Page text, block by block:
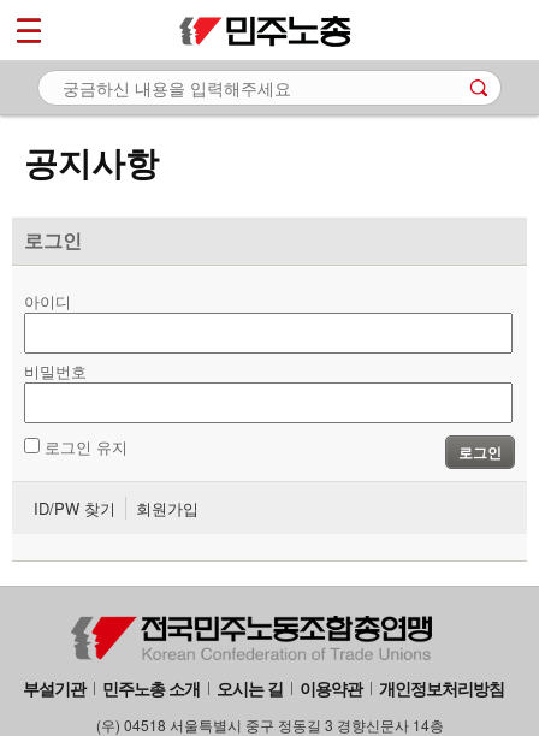
공지사항
로그인
아이디
비밀번호
로그인 유지 로그인
ID/PW 찾기 회원가입
부설기관 민주노총 소개 오시는 길 이용약관 개인정보처리방침
(우) 04518 서울특별시 중구 정동길 3 경향신문사 14층
마이페이지
소개
- 공지사항
- 성명·보도
자료
부설기관
업무